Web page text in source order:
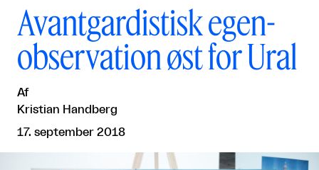
Avantgardistisk egen-
observation øst for Ural
Af
Kristian Handberg
17. september 2018